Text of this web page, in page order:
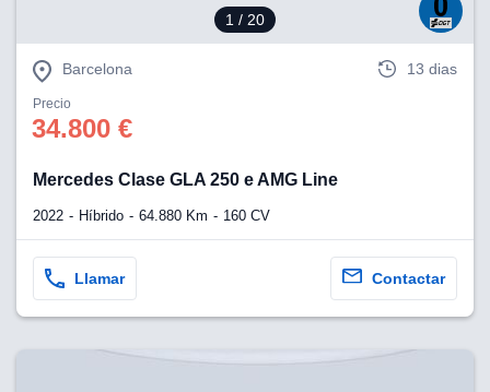
1 / 20
Barcelona 13 dias
Precio
34.800 €
Mercedes Clase GLA 250 e AMG Line
2022 Híbrido 64.880 Km 160 CV
Llamar Contactar